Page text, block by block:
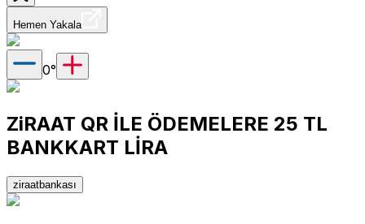
Hemen Yakala
0°
ZiRAAT QR İLE ÖDEMELERE 25 TL
BANKKART LİRA
ziraatbankası